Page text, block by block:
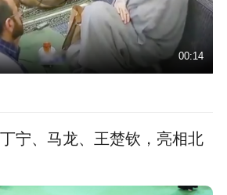
00:14
宁、马龙、王楚钦，亮相北